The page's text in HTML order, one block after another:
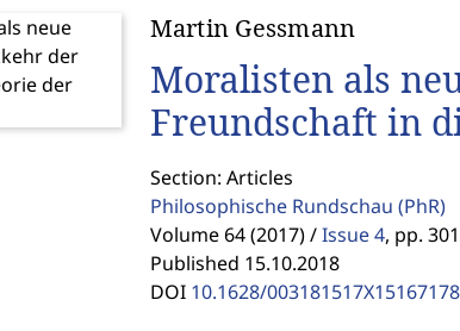
Martin Gessmann
Moralisten als
Freundschaft in
Section: Articles
Philosophische Rundschau (PhR)
Volume 64 (2017) / Issue 4, pp.
Published 15.10.2018
DOI 10.1628/